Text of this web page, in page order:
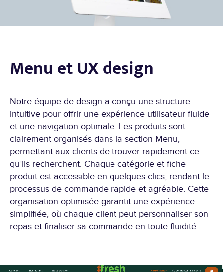
Menu et UX design
Notre équipe de design a conçu une structure
intuitive pour offrir une expérience utilisateur fluide
et une navigation optimale. Les produits sont
clairement organisés dans la section Menu,
permettant aux clients de trouver rapidement ce
qu’ils recherchent. Chaque catégorie et fiche
produit est accessible en quelques clics, rendant le
processus de commande rapide et agréable. Cette
organisation optimisée garantit une expérience
simplifiée, où chaque client peut personnaliser son
repas et finaliser sa commande en toute fluidité.